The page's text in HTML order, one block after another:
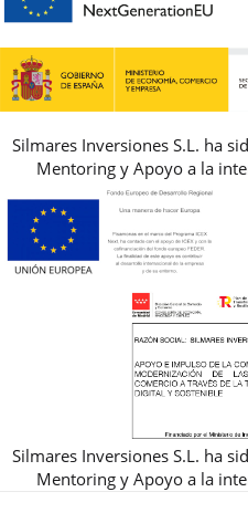
REBAJAS
Silmares Inversiones S.L. ha
Mentoring y Apoyo a la
Silmares Inversiones S.L. ha
Mentoring y Apoyo a la